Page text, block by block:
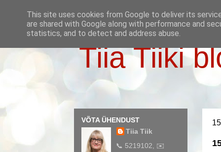
Tiia Tiiki
VÕTA ÜHENDUST
Tiia Tiik
📞 5219102, ✉️
This site uses cookies from Google to deliver its
are shared with Google along with performance and
statistics, and to detect and address abuse.